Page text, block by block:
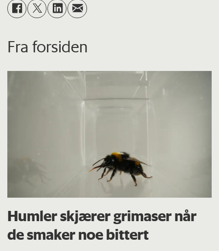
Fra forsiden
Humler skjærer grimaser når
de smaker noe bittert